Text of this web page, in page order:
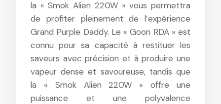
la « Smok Alien 220W » vous permettra
de profiter pleinement de l’expérience
Grand Purple Daddy. Le « Goon RDA » est
connu pour sa capacité à restituer les
saveurs avec précision et à produire une
vapeur dense et savoureuse, tandis que
la « Smok Alien 220W » offre une
puissance et une polyvalence